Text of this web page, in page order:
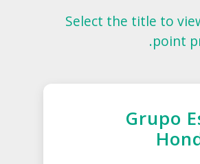
Select the title to
point
Grupo